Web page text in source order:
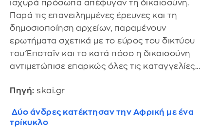
ισχυρά πρόσωπα απέφυγαν τη δικαιοσύνη.
Παρά τις επανειλημμένες έρευνες και τη
δημοσιοποίηση αρχείων, παραμένουν
ερωτήματα σχετικά με το εύρος του δικτύου
του Έπσταϊν και το κατά πόσο η δικαιοσύνη
αντιμετώπισε επαρκώς όλες τις καταγγελίες...
Πηγή: skai.gr
Δύο άνδρες κατέκτησαν την Αφρική με ένα
τρίκυκλο